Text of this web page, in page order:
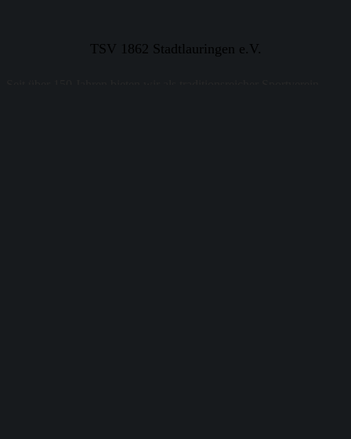
TSV 1862 Stadtlauringen e.V.